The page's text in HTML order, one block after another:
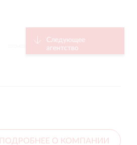
Следующее
агентство
ПОДРОБНЕЕ О КОМПАНИИ